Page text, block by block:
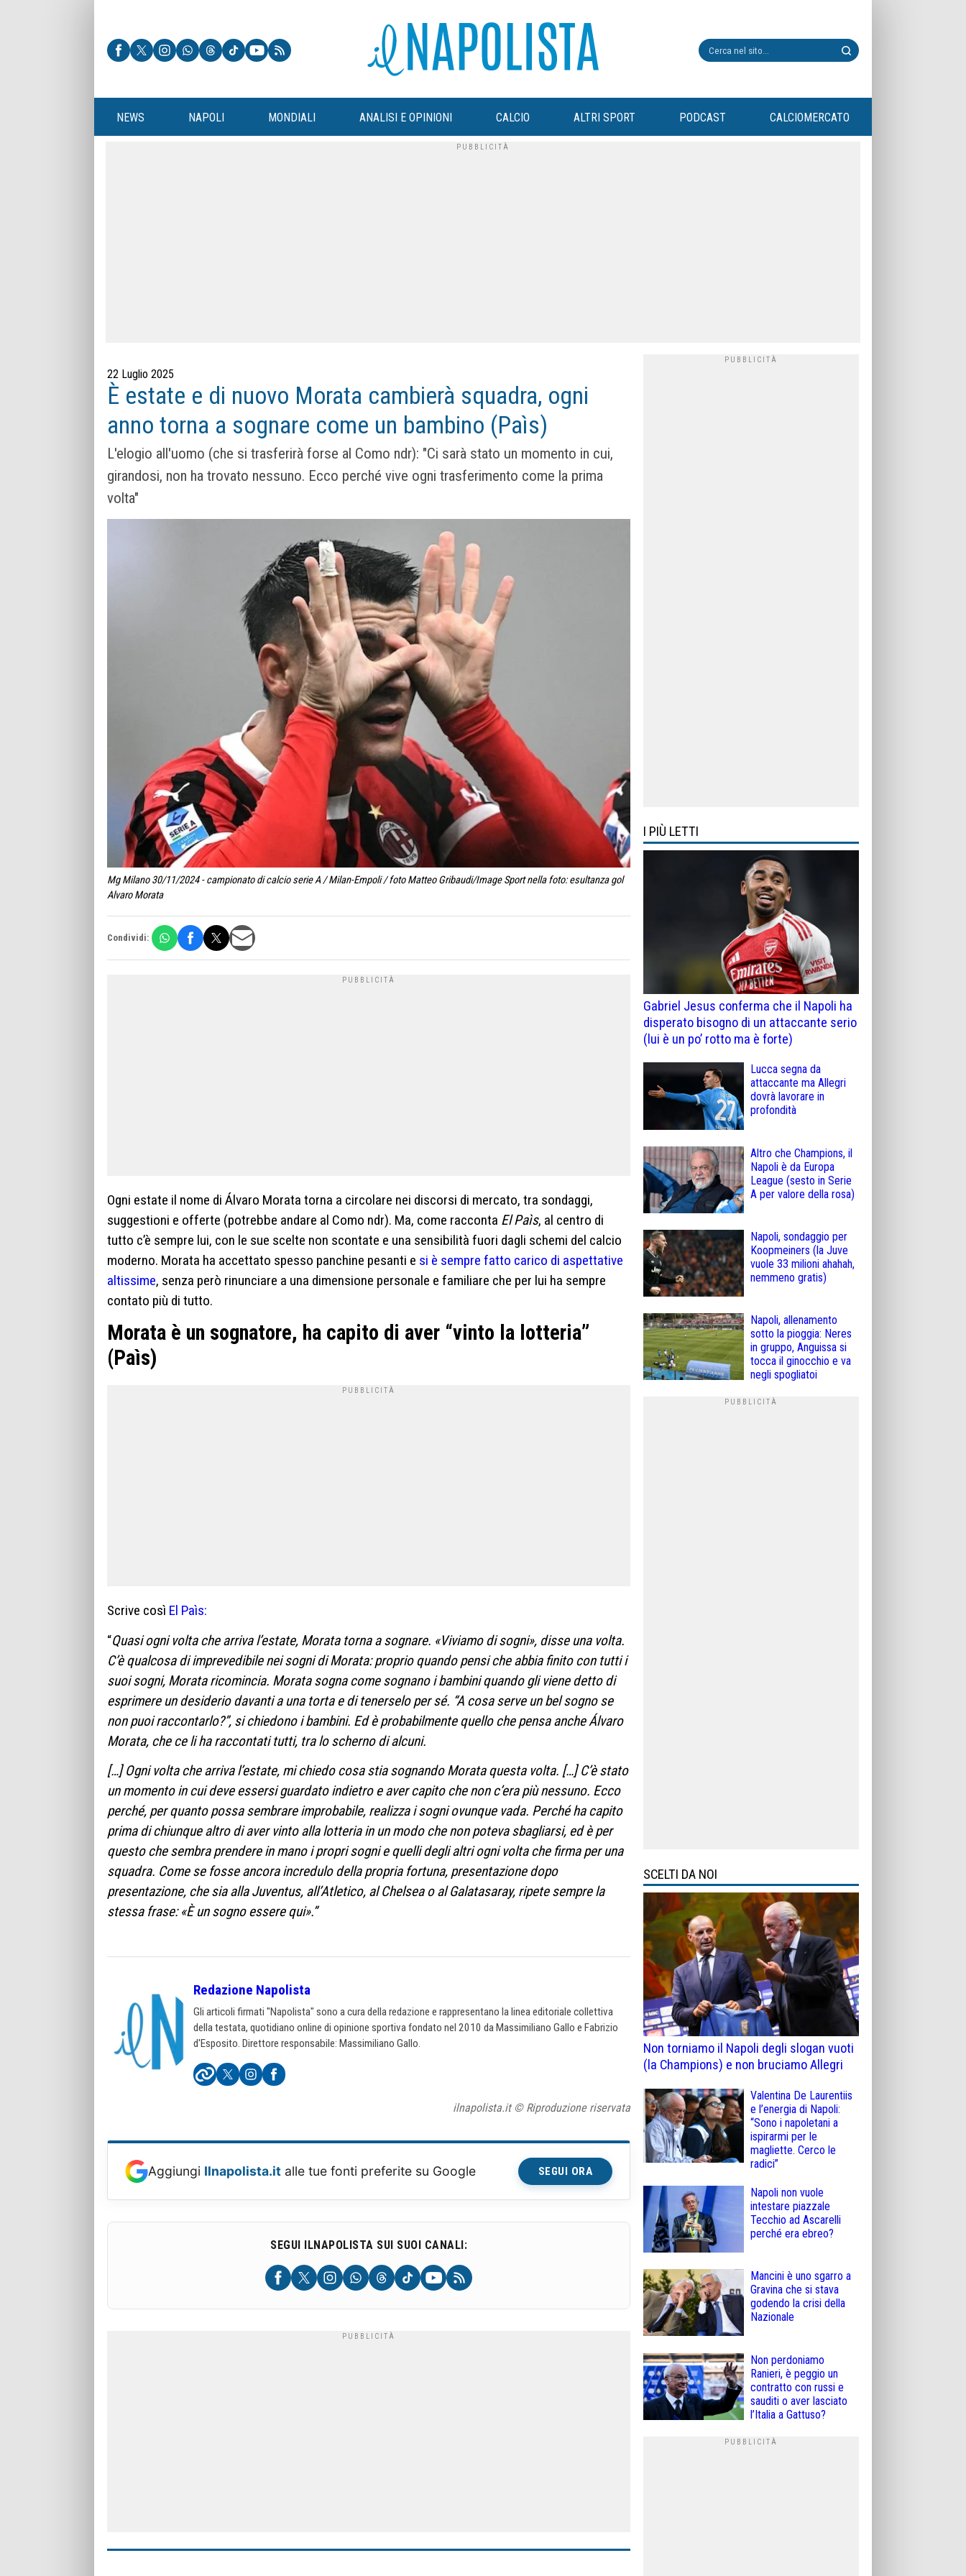
NEWS NAPOLI MONDIALI ANALISI E OPINIONI CALCIO ALTRI SPORT PODCAST CALCIOMERCATO
22 Luglio 2025
È estate e di nuovo Morata cambierà squadra, ogni
anno torna a sognare come un bambino (Paìs)
L'elogio all'uomo (che si trasferirà forse al Como ndr): "Ci sarà stato un momento in cui,
girandosi, non ha trovato nessuno. Ecco perché vive ogni trasferimento come la prima
volta"
Mg Milano 30/11/2024 - campionato di calcio serie A / Milan-Empoli / foto Matteo Gribaudi/Image Sport nella foto: esultanza gol
Alvaro Morata
Condividi:
Ogni estate il nome di Álvaro Morata torna a circolare nei discorsi di mercato, tra sondaggi,
suggestioni e offerte (potrebbe andare al Como ndr). Ma, come racconta El Paìs, al centro di
tutto c’è sempre lui, con le sue scelte non scontate e una sensibilità fuori dagli schemi del calcio
moderno. Morata ha accettato spesso panchine pesanti e si è sempre fatto carico di aspettative
altissime, senza però rinunciare a una dimensione personale e familiare che per lui ha sempre
contato più di tutto.
Morata è un sognatore, ha capito di aver “vinto la lotteria”
(Paìs)
Scrive così El Paìs:
“Quasi ogni volta che arriva l’estate, Morata torna a sognare. «Viviamo di sogni», disse una volta.
C’è qualcosa di imprevedibile nei sogni di Morata: proprio quando pensi che abbia finito con tutti i
suoi sogni, Morata ricomincia. Morata sogna come sognano i bambini quando gli viene detto di
esprimere un desiderio davanti a una torta e di tenerselo per sé. “A cosa serve un bel sogno se
non puoi raccontarlo?”, si chiedono i bambini. Ed è probabilmente quello che pensa anche Álvaro
Morata, che ce li ha raccontati tutti, tra lo scherno di alcuni.
[…] Ogni volta che arriva l’estate, mi chiedo cosa stia sognando Morata questa volta. […] C’è stato
un momento in cui deve essersi guardato indietro e aver capito che non c’era più nessuno. Ecco
perché, per quanto possa sembrare improbabile, realizza i sogni ovunque vada. Perché ha capito
prima di chiunque altro di aver vinto alla lotteria in un modo che non poteva sbagliarsi, ed è per
questo che sembra prendere in mano i propri sogni e quelli degli altri ogni volta che firma per una
squadra. Come se fosse ancora incredulo della propria fortuna, presentazione dopo
presentazione, che sia alla Juventus, all’Atletico, al Chelsea o al Galatasaray, ripete sempre la
stessa frase: «È un sogno essere qui».”
Redazione Napolista
Gli articoli firmati "Napolista" sono a cura della redazione e rappresentano la linea editoriale collettiva
della testata, quotidiano online di opinione sportiva fondato nel 2010 da Massimiliano Gallo e Fabrizio
d'Esposito. Direttore responsabile: Massimiliano Gallo.
ilnapolista.it © Riproduzione riservata
Aggiungi Ilnapolista.it alle tue fonti preferite su Google SEGUI ORA
SEGUI ILNAPOLISTA SUI SUOI CANALI:
I PIÙ LETTI
Gabriel Jesus conferma che il Napoli ha
disperato bisogno di un attaccante serio
(lui è un po’ rotto ma è forte)
Lucca segna da
attaccante ma Allegri
dovrà lavorare in
profondità
Altro che Champions, il
Napoli è da Europa
League (sesto in Serie
A per valore della rosa)
Napoli, sondaggio per
Koopmeiners (la Juve
vuole 33 milioni ahahah,
nemmeno gratis)
Napoli, allenamento
sotto la pioggia: Neres
in gruppo, Anguissa si
tocca il ginocchio e va
negli spogliatoi
SCELTI DA NOI
Non torniamo il Napoli degli slogan vuoti
(la Champions) e non bruciamo Allegri
Valentina De Laurentiis
e l’energia di Napoli:
“Sono i napoletani a
ispirarmi per le
magliette. Cerco le
radici”
Napoli non vuole
intestare piazzale
Tecchio ad Ascarelli
perché era ebreo?
Mancini è uno sgarro a
Gravina che si stava
godendo la crisi della
Nazionale
Non perdoniamo
Ranieri, è peggio un
contratto con russi e
sauditi o aver lasciato
l’Italia a Gattuso?